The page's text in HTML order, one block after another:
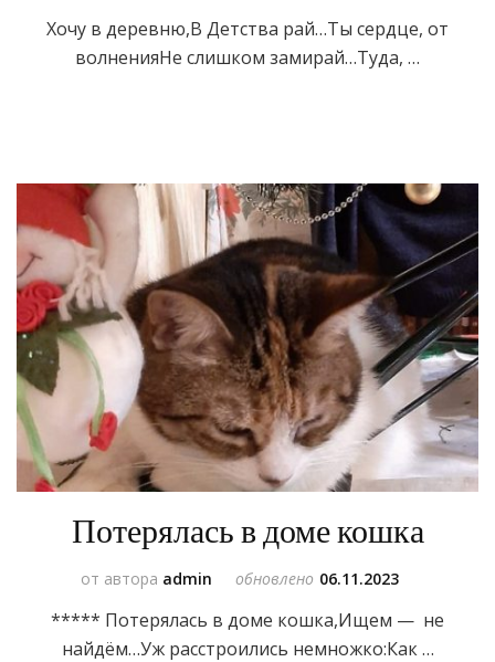
Хочу в деревню,В Детства рай…Ты сердце, от
волненияНе слишком замирай…Туда, …
Потерялась в доме кошка
от автора admin обновлено 06.11.2023
***** Потерялась в доме кошка,Ищем — не
найдём…Уж расстроились немножко:Как …